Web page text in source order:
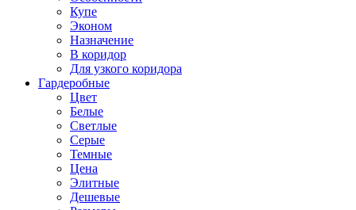
Купе
Эконом
Назначение
В коридор
Для узкого коридора
Гардеробные
Цвет
Белые
Светлые
Серые
Темные
Цена
Элитные
Дешевые